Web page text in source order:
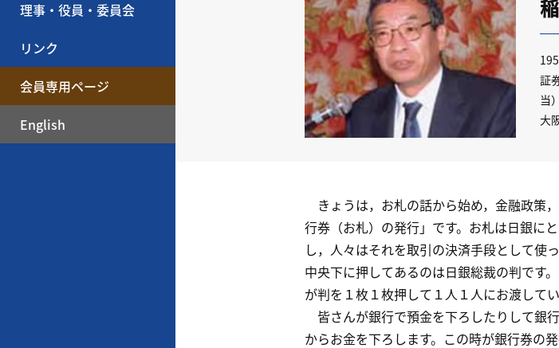
理事・役員・委員会
リンク
会員専用ページ
English
証
当
大
きょうは，お札の話から始め，金融政策
行券（お札）の発行」です。お札は日銀に
し，人々はそれを取引の決済手段として使
中央下に押してあるのは日銀総裁の判です
が判を１枚１枚押して１人１人にお渡して
皆さんが銀行で預金を下ろしたりして銀
からお金を下ろします。この時が銀行券の